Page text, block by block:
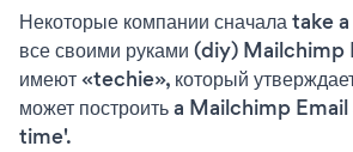
Некоторые компании сначала take
все своими руками (diy)
имеют «techie», который
может построить a Mailchimp
time'.